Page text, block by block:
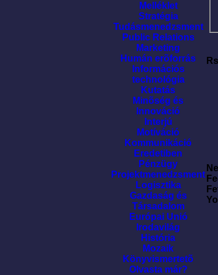
Melléklet
Stratégia
Tudásmenedzsment
Public Relations
Marketing
Humán erõforrás
Információs
technológia
Kutatás
Minõség és
Innováció
Interjú
Motíváció
Kommunikáció
Eredetiben
Pénzügy
Projektmenedzsment
Logisztika
Gazdaság és
Társadalom
Európai Unió
Irodavilág
História
Mozaik
Könyvismertetõ
Olvasta már?